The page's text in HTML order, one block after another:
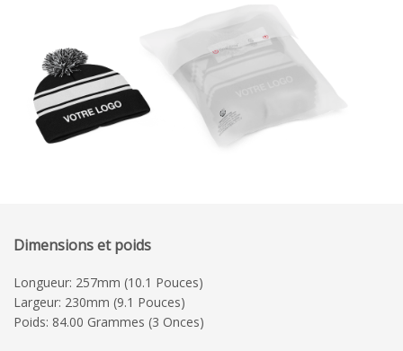
Dimensions et poids
Longueur: 257mm (10.1 Pouces)
Largeur: 230mm (9.1 Pouces)
Poids: 84.00 Grammes (3 Onces)